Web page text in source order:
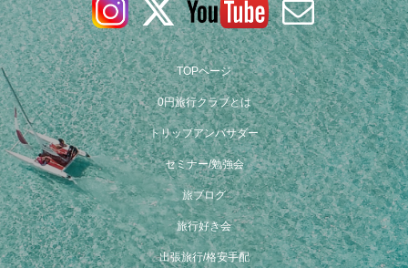
アフ・トンガリキの15体のモアイ像
TOPページ
0円旅行クラブとは
トリップアンバサダー
セミナー/勉強会
旅ブログ
旅行好き会
出張旅行/格安手配